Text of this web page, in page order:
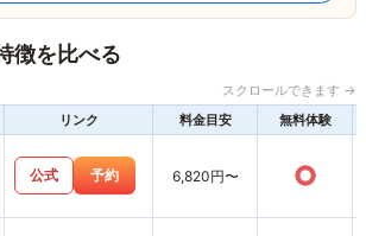
徴を比べる
スクロールできます →
リンク 料金目安 無料体験
公式 予約 6,820円〜 ○